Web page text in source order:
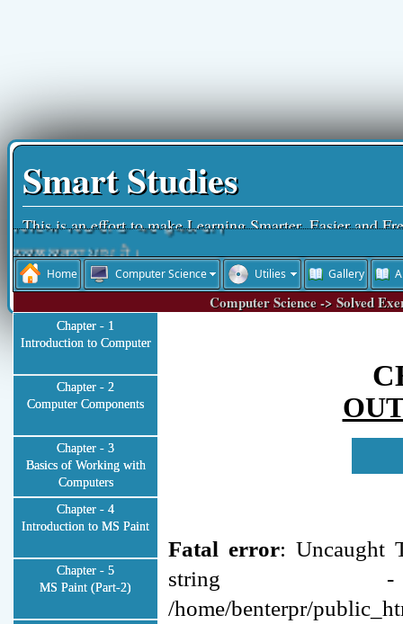
Smart Studies
This is an effort to make Learning Smarter, Easier and
ਵਿੱਦਿਆ ਵਿਚਾਰੀ ਤਾਂ ਪਰ-ਉਪਕਾਰੀ।
ਨਕਲ ਕਰਨਾ ਪਾਪ ਹੈ।
ਵਿੱਦਿਆ ਮਨੁੱਖ ਦਾ ਤੀਸਰਾ ਨੇਤਰ ਹੈ।
ਚਰਿੱਤਰ ਜੀਵਨ ਦੀ ਸ਼ਾਨ ਹੁੰਦੀ ਹੈ।
ਬੱਚਿਓ ਮਿਹਨਤ ਕਰਦੇ ਜਾਵੋ, ਮੰਜ਼ਿਲ ਵੱਲ ਪੱਬ ਧਰਦੇ ਜਾਵੋ।
Home Computer Science Utilies Gallery
Computer Science -> Solved
Chapter - 1
Introduction to Computer
Chapter - 2
Computer Components
Chapter - 3
Basics of Working with
Computers
Chapter - 4
Introduction to MS Paint
Chapter - 5
MS Paint (Part-2)
Fatal error: Uncaught
/home/benterpr/